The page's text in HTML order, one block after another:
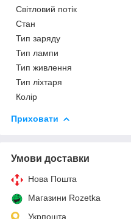
Світловий потік
Стан
Тип заряду
Тип лампи
Тип живлення
Тип ліхтаря
Колір
Приховати
Умови доставки
Нова Пошта
Магазини Rozetka
Укрпошта